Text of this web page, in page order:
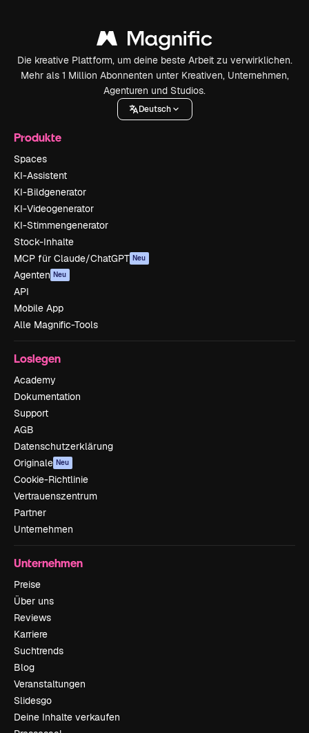
Die kreative Plattform, um deine beste Arbeit zu verwirklichen.
Mehr als 1 Million Abonnenten unter Kreativen, Unternehmen,
Agenturen und Studios.
Deutsch
Produkte
Spaces
KI-Assistent
KI-Bildgenerator
KI-Videogenerator
KI-Stimmengenerator
Stock-Inhalte
MCP für Claude/ChatGPT Neu
Agenten Neu
API
Mobile App
Alle Magnific-Tools
Loslegen
Academy
Dokumentation
Support
AGB
Datenschutzerklärung
Originale Neu
Cookie-Richtlinie
Vertrauenszentrum
Partner
Unternehmen
Unternehmen
Preise
Über uns
Reviews
Karriere
Suchtrends
Blog
Veranstaltungen
Slidesgo
Deine Inhalte verkaufen